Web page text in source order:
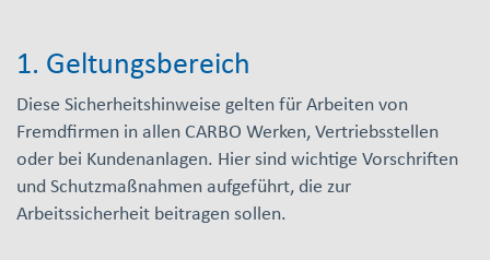
1. Geltungsbereich
Diese Sicherheitshinweise gelten für Arbeiten von
Fremdfirmen in allen CARBO Werken, Vertriebsstellen
oder bei Kundenanlagen. Hier sind wichtige Vorschriften
und Schutzmaßnahmen aufgeführt, die zur
Arbeitssicherheit beitragen sollen.